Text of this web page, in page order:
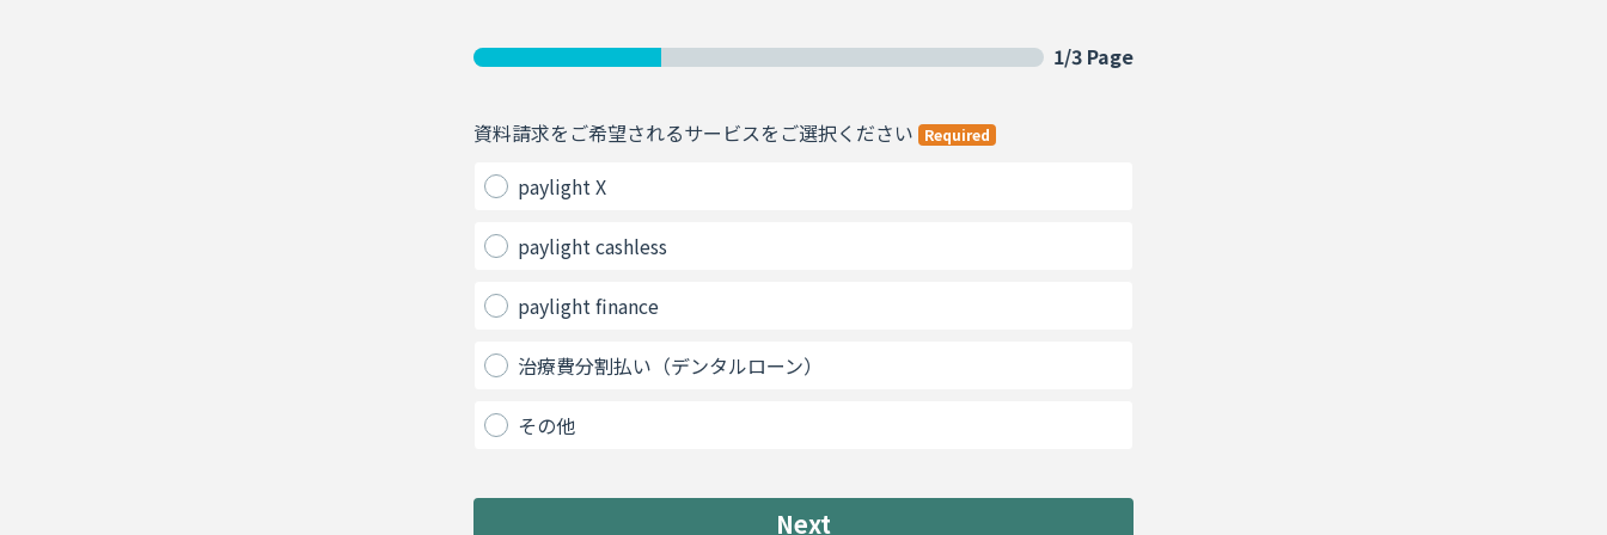
1/3 Page
資料請求をご希望されるサービスをご選択ください Required
paylight X
paylight cashless
paylight finance
治療費分割払い（デンタルローン）
その他
Next